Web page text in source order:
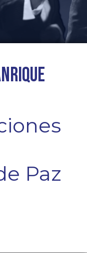
Paz